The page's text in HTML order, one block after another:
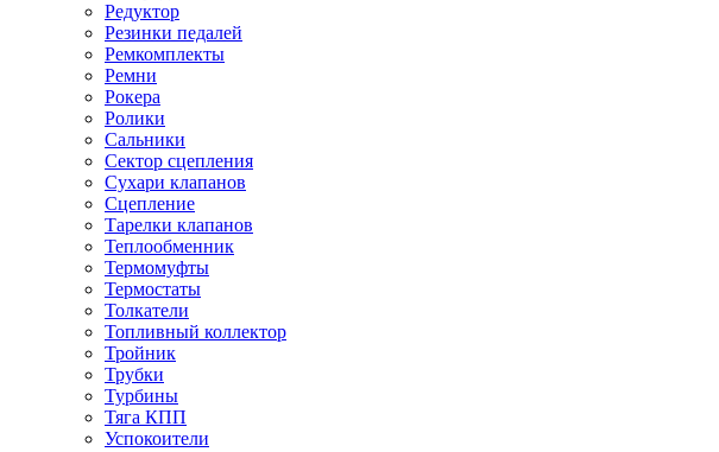
Редуктор
Резинки педалей
Ремкомплекты
Ремни
Рокера
Ролики
Сальники
Сектор сцепления
Сухари клапанов
Сцепление
Тарелки клапанов
Теплообменник
Термомуфты
Термостаты
Толкатели
Топливный коллектор
Тройник
Трубки
Турбины
Тяга КПП
Успокоители